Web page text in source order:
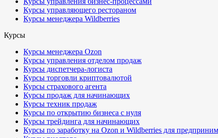
Курсы управляющего рестораном
Курсы менеджера Wildberries
Курсы
Курсы менеджера Ozon
Курсы управления отделом продаж
Курсы диспетчера-логиста
Курсы торговли криптовалютой
Курсы страхового агента
Курсы продаж для начинающих
Курсы техник продаж
Курсы по открытию бизнеса с нуля
Курсы трейдинга для начинающих
Курсы по заработку на Ozon и Wildberries для